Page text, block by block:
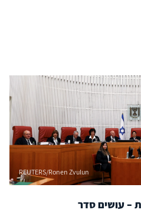
REUTERS/Ronen Zvulun
– עושים סדר